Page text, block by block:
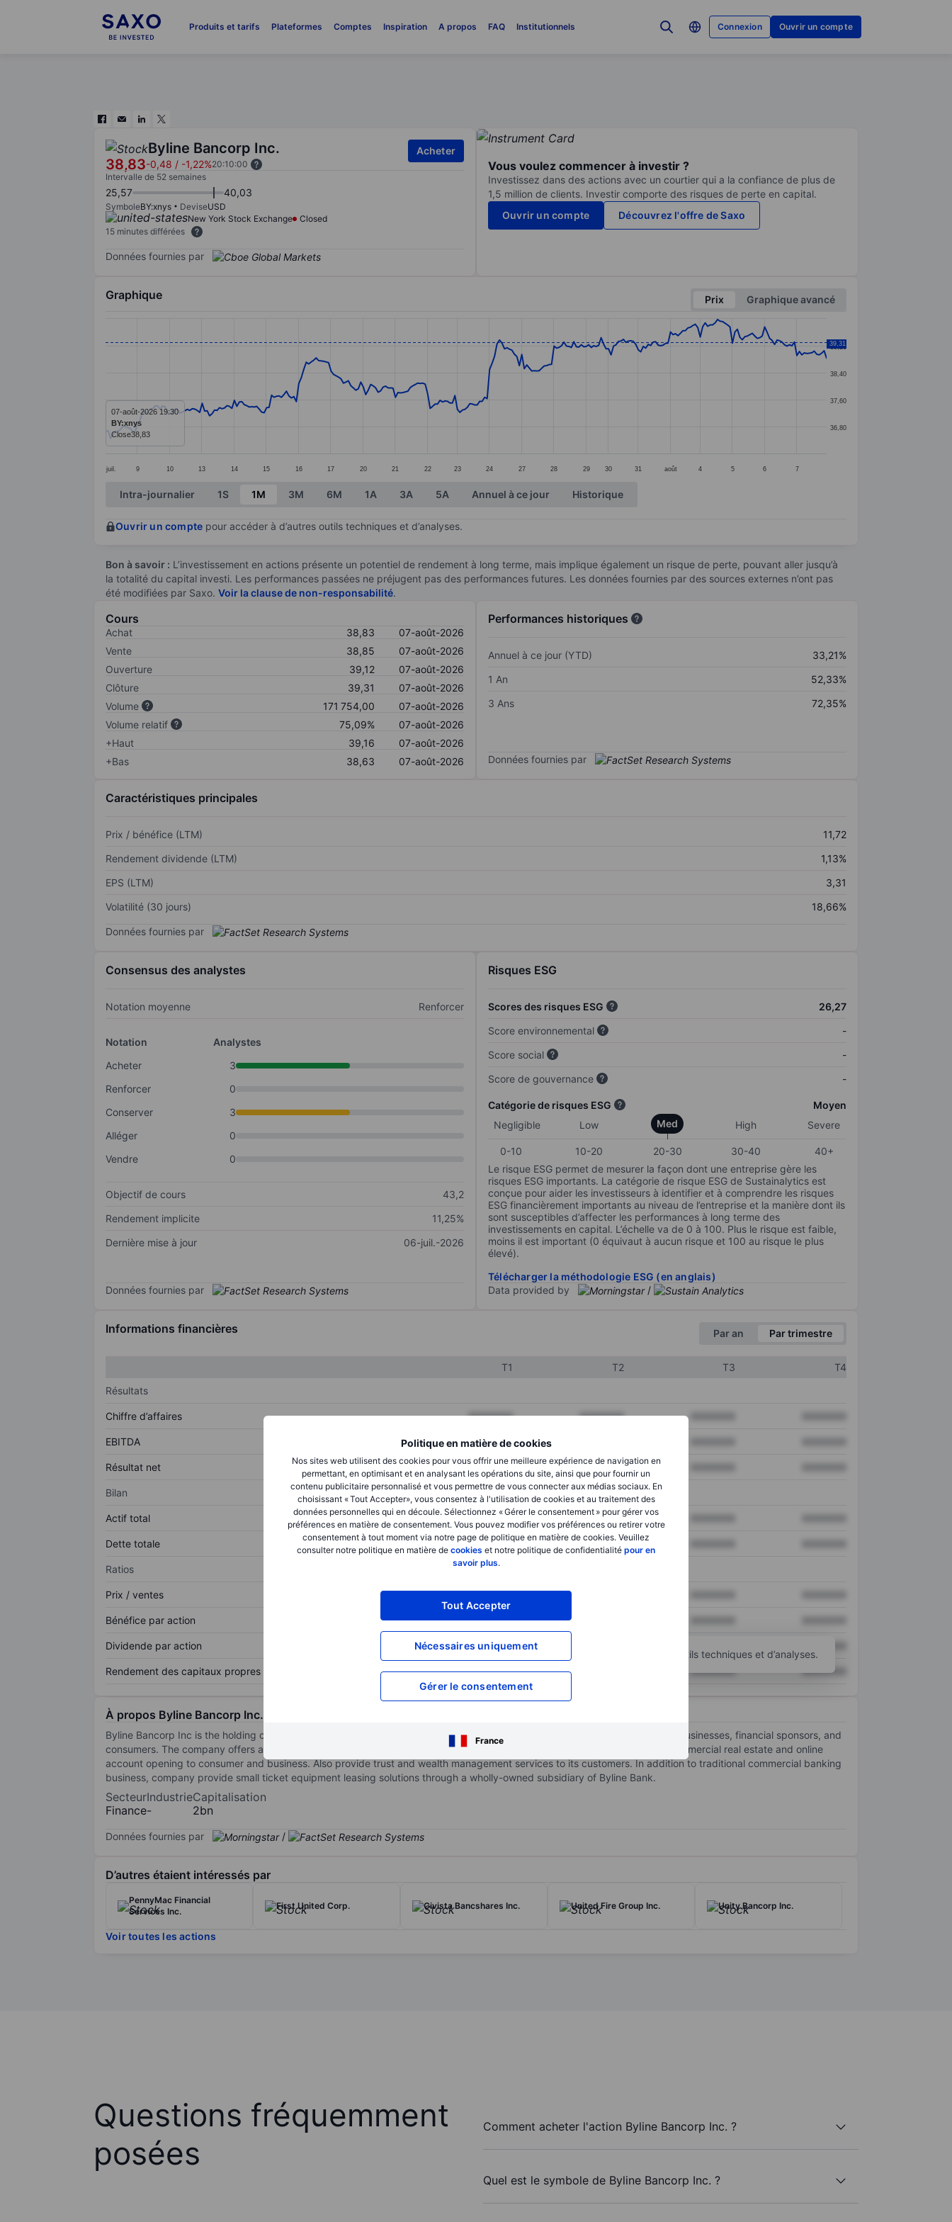
Produits et tarifs Plateformes Comptes Inspiration A propos FAQ Institutionnels Connexion Ouvrir un compte
Politique en matière de cookies
Nos sites web utilisent des cookies pour vous offrir une meilleure expérience de navigation en
permettant, en optimisant et en analysant les opérations du site, ainsi que pour fournir un
contenu publicitaire personnalisé et vous permettre de vous connecter aux médias sociaux. En
choisissant « Tout Accepter», vous consentez à l'utilisation de cookies et au traitement des
données personnelles qui en découle. Sélectionnez « Gérer le consentement » pour gérer vos
préférences en matière de consentement. Vous pouvez modifier vos préférences ou retirer votre
consentement à tout moment via notre page de politique en matière de cookies. Veuillez
consulter notre politique en matière de cookies et notre politique de confidentialité pour en
savoir plus.
Tout Accepter
Nécessaires uniquement
Gérer le consentement
France
Byline Bancorp Inc.
38,83-0,48 / -1,22%20:10:00
Acheter
Intervalle de 52 semaines
25,57 40,03
SymboleBY:xnys DeviseUSD
New York Stock Exchange
Closed
15 minutes différées
Données fournies par
Vous voulez commencer à investir ?
Investissez dans des actions avec un courtier qui a la confiance de plus de
1,5 million de clients. Investir comporte des risques de perte en capital.
Ouvrir un compte
Découvrez l'offre de Saxo
Graphique Prix
Graphique avancé
The chart has 1 X axis displaying categories.
The chart has 1 Y axis displaying values. Data ranges from 36.45 to 39.98.
juil. 9 10 13 14 15 16 17 20 21 22 23 24 27 28 29 30 31 août 4 5 6 7
36,80
37,60
38,40
39,20
39,31
07-août-2026 19:30
BY:xnys
Close38,83
End of interactive chart.
Intra-journalier 1S 1M 3M 6M 1A 3A 5A Annuel à ce jour Historique
Ouvrir un compte pour accéder à d’autres outils techniques et d’analyses.
Bon à savoir : L’investissement en actions présente un potentiel de rendement à long terme, mais implique également un risque de perte, pouvant aller jusqu’à
la totalité du capital investi. Les performances passées ne préjugent pas des performances futures. Les données fournies par des sources externes n’ont pas
été modifiées par Saxo. Voir la clause de non-responsabilité.
Cours
Achat 38,83
07-août-2026
Vente
38,85
07-août-2026
Ouverture
39,12
07-août-2026
Clôture
39,31
07-août-2026
Volume
171 754,00
07-août-2026
Volume relatif
75,09%
07-août-2026
+Haut
39,16
07-août-2026
+Bas
38,63 07-août-2026
Performances historiques
Annuel à ce jour (YTD)
33,21%
1 An
52,33%
3 Ans
72,35%
Données fournies par
Caractéristiques principales
Prix / bénéfice (LTM)
11,72
Rendement dividende (LTM)
1,13%
EPS (LTM)
3,31
Volatilité (30 jours)
18,66%
Données fournies par
Consensus des analystes
Notation moyenne Renforcer
Notation
Analystes
Acheter
3
Renforcer
0
Conserver
3
Alléger
0
Vendre
0
Objectif de cours
43,2
Rendement implicite
11,25%
Dernière mise à jour
06-juil.-2026
Données fournies par
Risques ESG
Scores des risques ESG
26,27
Score environnemental
-
Score social
-
Score de gouvernance
-
Catégorie de risques ESG
Moyen
Negligible
Low Med High Severe
0-10 10-20 20-30 30-40
40+
Le risque ESG permet de mesurer la façon dont une entreprise gère les
risques ESG importants. La catégorie de risque ESG de Sustainalytics est
conçue pour aider les investisseurs à identifier et à comprendre les risques
ESG financièrement importants au niveau de l’entreprise et la manière dont ils
sont susceptibles d’affecter les performances à long terme des
investissements en capital. L’échelle va de 0 à 100. Plus le risque est faible,
moins il est important (0 équivaut à aucun risque et 100 au risque le plus
élevé).
Télécharger la méthodologie ESG (en anglais)
Data provided by
/
Informations financières Par an Par trimestre
T1 T2 T3
T4
Résultats
Chiffre d’affaires XXXXXXX XXXXXXX
EBITDA XXXXXXX
Résultat net XXXXXXX XXXXXXX
Bilan
Actif total XXXXXXX XXXXXXX
Dette totale XXXXXXX XXXXXXX
Ratios
Prix / ventes XXXXXXX
Bénéfice par action XXXXXXX
Dividende par action XXXXXXX
Rendement des capitaux propres XXXXXXX XXXXXXX XXXXXXX
Ouvrir un compte pour accéder à d’autres outils techniques et d’analyses.
À propos Byline Bancorp Inc.
Byline Bancorp Inc is the holding company for Byline Bank, a full-service commercial bank serving small-and-medium sized businesses, financial sponsors, and
consumers. The company offers a broad range of banking products and services to small and medium sized businesses, commercial real estate and online
account opening to consumer and business. Also provide trust and wealth management services to its customers. In addition to traditional commercial banking
business, company provide small ticket equipment leasing solutions through a wholly-owned subsidiary of Byline Bank.
Secteur
Finance
Industrie
-
Capitalisation
2bn
Données fournies par /
D’autres étaient intéressés par
PennyMac Financial
Services Inc.
First United Corp. Civista Bancshares Inc. United Fire Group Inc. Unity Bancorp Inc.
Voir toutes les actions
Questions fréquemment
posées
Comment acheter l'action Byline Bancorp Inc. ?
Quel est le symbole de Byline Bancorp Inc. ?